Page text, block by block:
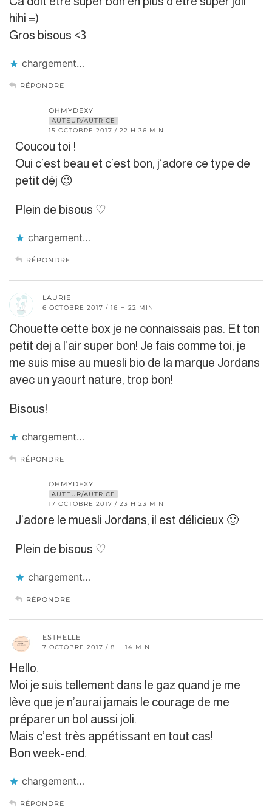
hihi =)
Gros bisous <3
chargement…
RÉPONDRE
OHMYDEXY
AUTEUR/AUTRICE
15 OCTOBRE 2017 / 22 H 36 MIN
Coucou toi !
Oui c’est beau et c’est bon, j’adore ce type de
petit dèj 😉
Plein de bisous ♡
chargement…
RÉPONDRE
LAURIE
6 OCTOBRE 2017 / 16 H 22 MIN
Chouette cette box je ne connaissais pas. Et ton
petit dej a l’air super bon! Je fais comme toi, je
me suis mise au muesli bio de la marque Jordans
avec un yaourt nature, trop bon!
Bisous!
chargement…
RÉPONDRE
OHMYDEXY
AUTEUR/AUTRICE
17 OCTOBRE 2017 / 23 H 23 MIN
J’adore le muesli Jordans, il est délicieux 🙂
Plein de bisous ♡
chargement…
RÉPONDRE
ESTHELLE
7 OCTOBRE 2017 / 8 H 14 MIN
Hello.
Moi je suis tellement dans le gaz quand je me
lève que je n’aurai jamais le courage de me
préparer un bol aussi joli.
Mais c’est très appétissant en tout cas!
Bon week-end.
chargement…
RÉPONDRE